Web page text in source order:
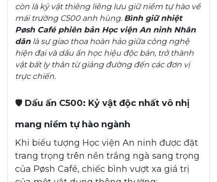
còn là kỷ vật thiêng liêng lưu giữ niềm tự hào về
mái trường C500 anh hùng. Bình giữ nhiệt
Pøsh Café phiên bản Học viện An ninh Nhân
dânlà sự giao thoa hoàn hảo giữa công nghệ
hiện đại và dấu ấn học hiệu độc bản, trở thành
vật bất ly thân từ giảng đường đến các đơn vị
trực chiến.
🛡️ Dấu ấn C500: Kỷ vật độc nhất vô nhị
mang niềm tự hào ngành
Khi biểu tượng Học viện An ninh được đặt
trang trọng trên nền trắng ngà sang trọng
của Pøsh Café, chiếc bình vượt xa giá trị